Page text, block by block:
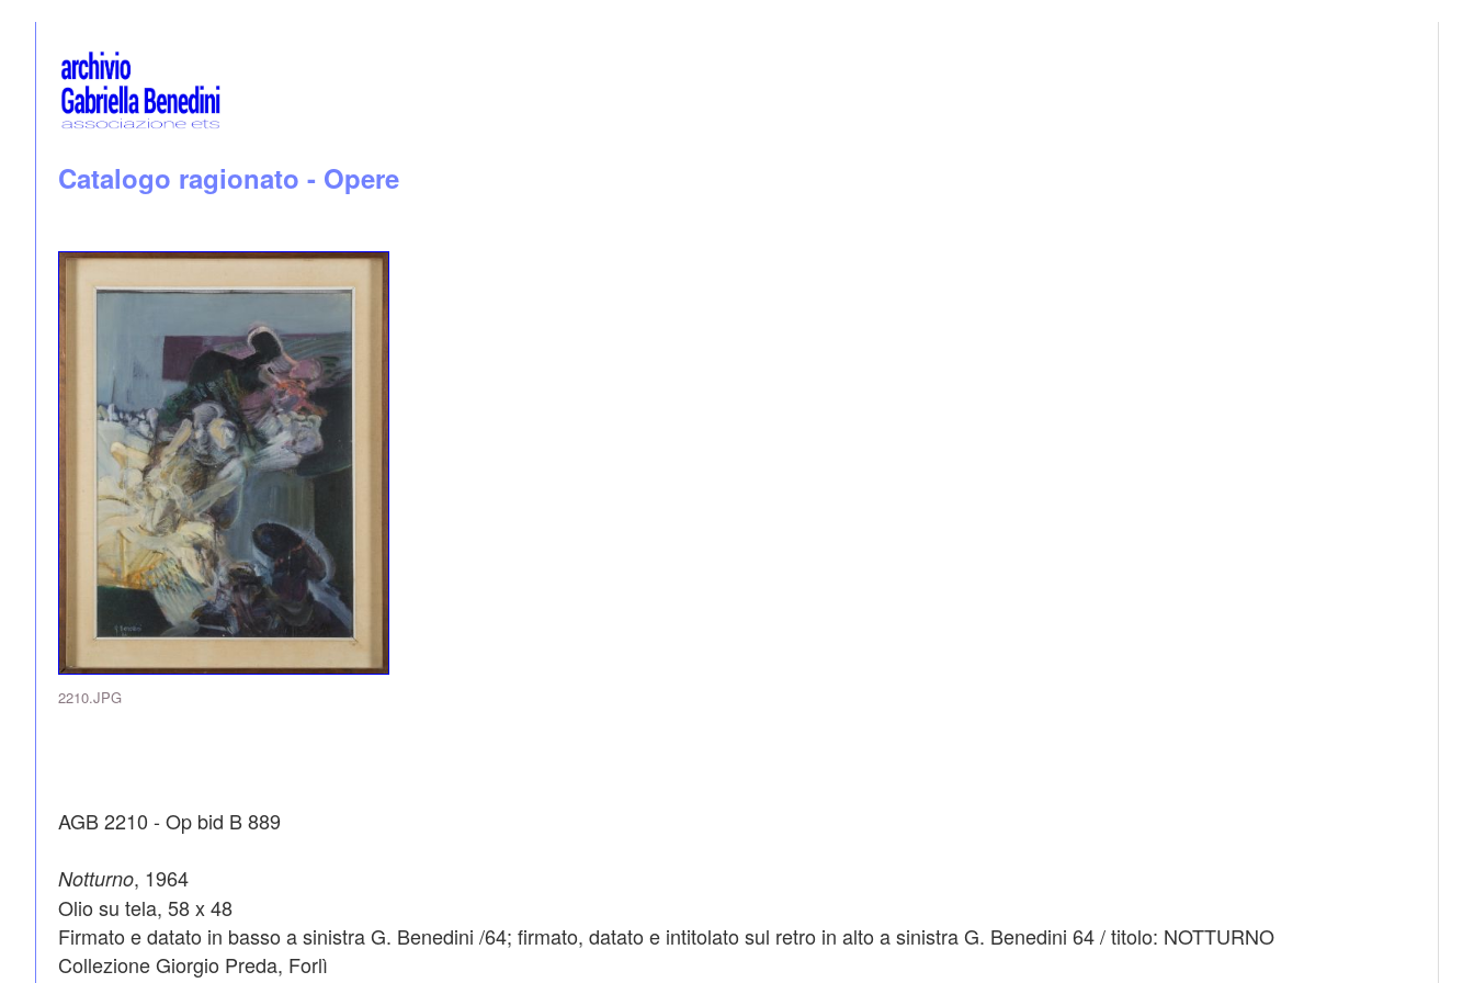
Catalogo ragionato - Opere
2210.JPG
AGB 2210 - Op bid B 889
Notturno, 1964
Olio su tela, 58 x 48
Firmato e datato in basso a sinistra G. Benedini /64; firmato, datato e intitolato sul retro in alto a sinistra G. Benedini 64 / titolo: NOTTURNO
Collezione Giorgio Preda, Forlì